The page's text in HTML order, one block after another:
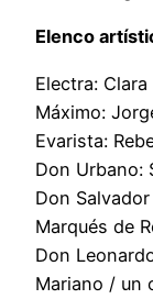
Elenco
Electra:
Máximo:
Evarista:
Don Urbano:
Don
Marqués de
Don
Mariano / un